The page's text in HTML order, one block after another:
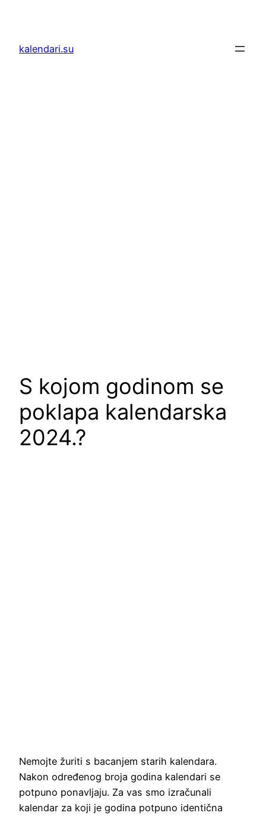
sadržaja
kalendari.su
S kojom godinom se
poklapa kalendarska
2024.?
Nemojte žuriti s bacanjem starih kalendara.
Nakon određenog broja godina kalendari se
potpuno ponavljaju. Za vas smo izračunali
kalendar za koji je godina potpuno identična